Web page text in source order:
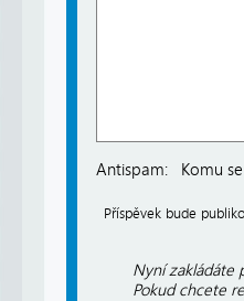
Antispam: Komu
Příspěvek bude
Nyní zakládáte
Pokud chcete